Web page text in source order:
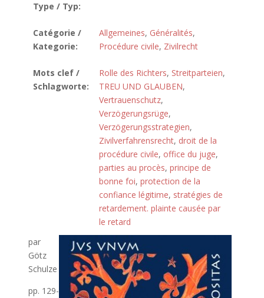
Type / Typ:
Catégorie /
Kategorie:
Allgemeines, Généralités,
Procédure civile, Zivilrecht
Mots clef /
Schlagworte:
Rolle des Richters, Streitparteien,
TREU UND GLAUBEN,
Vertrauenschutz,
Verzögerungsrüge,
Verzögerungsstrategien,
Zivilverfahrensrecht, droit de la
procédure civile, office du juge,
parties au procès, principe de
bonne foi, protection de la
confiance légitime, stratégies de
retardement. plainte causée par
le retard
par
Götz
Schulze
pp. 129-